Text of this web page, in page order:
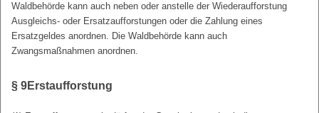
Waldbehörde kann auch neben oder anstelle der Wiederaufforstung
Ausgleichs- oder Ersatzaufforstungen oder die Zahlung eines
Ersatzgeldes anordnen. Die Waldbehörde kann auch
Zwangsmaßnahmen anordnen.
§ 9Erstaufforstung